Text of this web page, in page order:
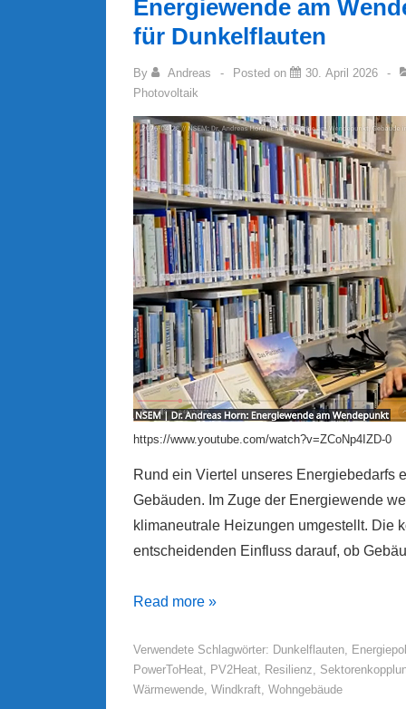
Energiewende am
für Dunkelflauten
By Andreas Posted on 30. April 2026
Photovoltaik
https://www.youtube.com/watch?v=ZCoNp4IZD-0
Rund ein Viertel unseres Energiebedarfs
Gebäuden. Im Zuge der Energiewende
klimaneutrale Heizungen umgestellt. Die
entscheidenden Einfluss darauf, ob
Energiewende
Wendepunkt
–
Read more »
Verwendete Schlagwörter: Dunkelflauten,
PowerToHeat, PV2Heat, Resilienz,
Wärmewende, Windkraft, Wohngebäude